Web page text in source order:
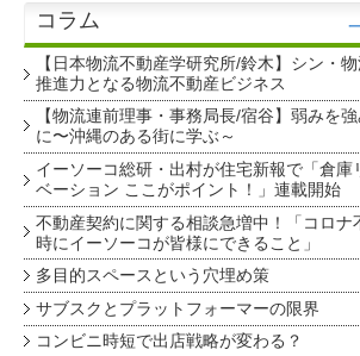
コラム
【日本物流不動産学研究所/鈴木】シン・
推進力となる物流不動産ビジネス
【物流連前理事・事務局長/宿谷】弱みを強
に〜沖縄のある街に学ぶ～
イーソーコ総研・出村が住宅新報で「倉庫
ベーション ここがポイント！」連載開始
不動産契約に関する相談急増中！「コロナ
時にイーソーコが皆様にできること」
多目的スペースという穴埋め策
サブスクとプラットフォーマーの限界
コンビニ時短で出店戦略が変わる？